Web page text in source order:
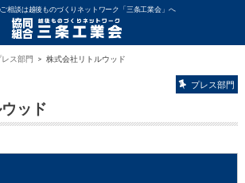
相談は越後ものづくりネットワーク「三条工業会」へ
レス部門 株式会社リトルウッド
プレス部門
ッド